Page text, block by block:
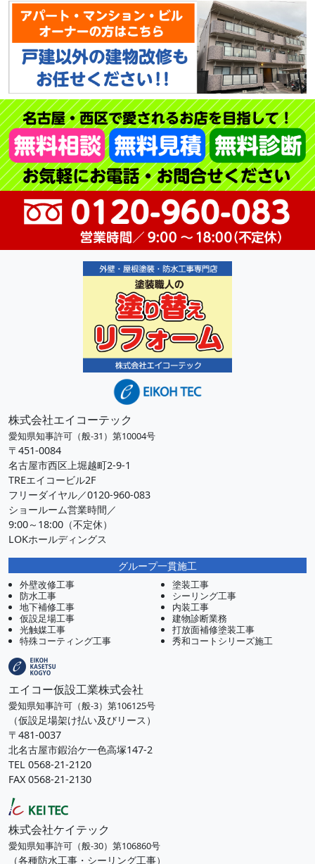
株式会社エイコーテック
愛知県知事許可（般-31）第10004号
〒451-0084
名古屋市西区上堀越町2-9-1
TREエイコービル2F
フリーダイヤル／0120-960-083
ショールーム営業時間／
9:00～18:00（不定休）
LOKホールディングス
グループ一貫施工
外壁改修工事
塗装工事
防水工事
シーリング工事
地下補修工事
内装工事
仮設足場工事
建物診断業務
光触媒工事
打放面補修塗装工事
特殊コーティング工事
秀和コートシリーズ施工
エイコー仮設工業株式会社
愛知県知事許可（般-3）第106125号
（仮設足場架け払い及びリース）
〒481-0037
北名古屋市鍜治ケ一色高塚147-2
TEL 0568-21-2120
FAX 0568-21-2130
株式会社ケイテック
愛知県知事許可（般-30）第106860号
（各種防水工事・シーリング工事）